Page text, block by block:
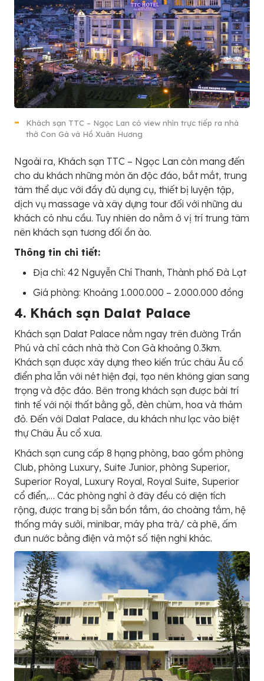
Khách sạn TTC – Ngọc Lan có view nhìn trực tiếp ra nhà
thờ Con Gà và Hồ Xuân Hương
Ngoài ra, Khách sạn TTC – Ngọc Lan còn mang đến
cho du khách những món ăn độc đáo, bắt mắt, trung
tâm thể dục với đầy đủ dụng cụ, thiết bị luyện tập,
dịch vụ massage và xây dựng tour đối với những du
khách có nhu cầu. Tuy nhiên do nằm ở vị trí trung tâm
nên khách sạn tương đối ồn ào.
Thông tin chi tiết:
Địa chỉ: 42 Nguyễn Chí Thanh, Thành phố Đà Lạt
Giá phòng: Khoảng 1.000.000 – 2.000.000 đồng
4. Khách sạn Dalat Palace
Khách sạn Dalat Palace nằm ngay trên đường Trần
Phú và chỉ cách nhà thờ Con Gà khoảng 0.3km.
Khách sạn được xây dựng theo kiến trúc châu Âu cổ
điển pha lẫn với nét hiện đại, tạo nên không gian sang
trọng và độc đáo. Bên trong khách sạn được bài trí
tinh tế với nội thất bằng gỗ, đèn chùm, hoa và thảm
đỏ. Đến với Dalat Palace, du khách như lạc vào biệt
thự Châu Âu cổ xưa.
Khách sạn cung cấp 8 hạng phòng, bao gồm phòng
Club, phòng Luxury, Suite Junior, phòng Superior,
Superior Royal, Luxury Royal, Royal Suite, Superior
cổ điển,… Các phòng nghỉ ở đây đều có diện tích
rộng, được trang bị sẵn bồn tắm, áo choàng tắm, hệ
thống máy sưởi, minibar, máy pha trà/ cà phê, ấm
đun nước bằng điện và một số tiện nghi khác.